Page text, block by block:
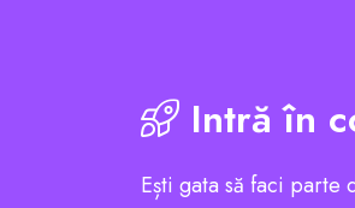
Intră în
Ești gata să faci parte